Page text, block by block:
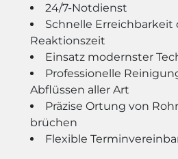
24/7-Notdienst
Schnelle Erreichbarkeit
Reaktionszeit
Einsatz modernster
Professionelle
Abflüssen aller Art
Präzise Ortung von
brüchen
Flexible